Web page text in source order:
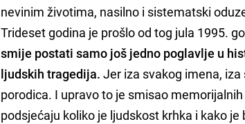
nevinim životima, nasilno i sistematski
Trideset godina je prošlo od tog jula 1995.
smije postati samo još jedno poglavlje u
ljudskih tragedija. Jer iza svakog imena,
porodica. I upravo to je smisao
podsjećaju koliko je ljudskost krhka i kako